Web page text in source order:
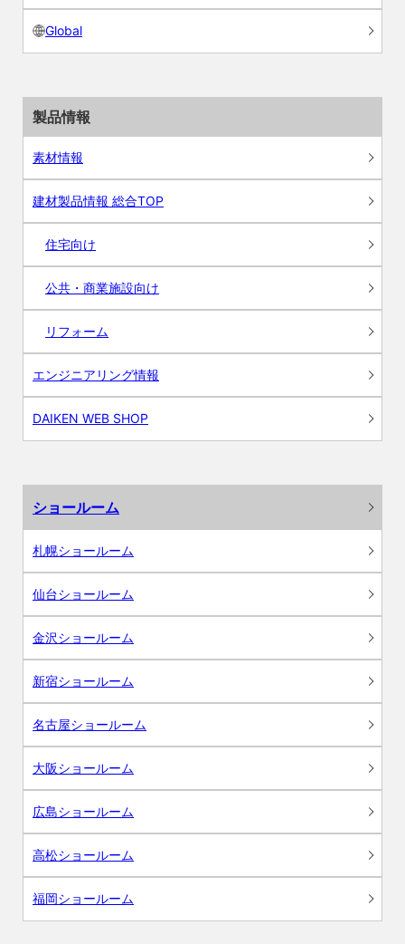
Global
製品情報
素材情報
建材製品情報 総合TOP
住宅向け
公共・商業施設向け
リフォーム
エンジニアリング情報
DAIKEN WEB SHOP
ショールーム
札幌ショールーム
仙台ショールーム
金沢ショールーム
新宿ショールーム
名古屋ショールーム
大阪ショールーム
広島ショールーム
高松ショールーム
福岡ショールーム